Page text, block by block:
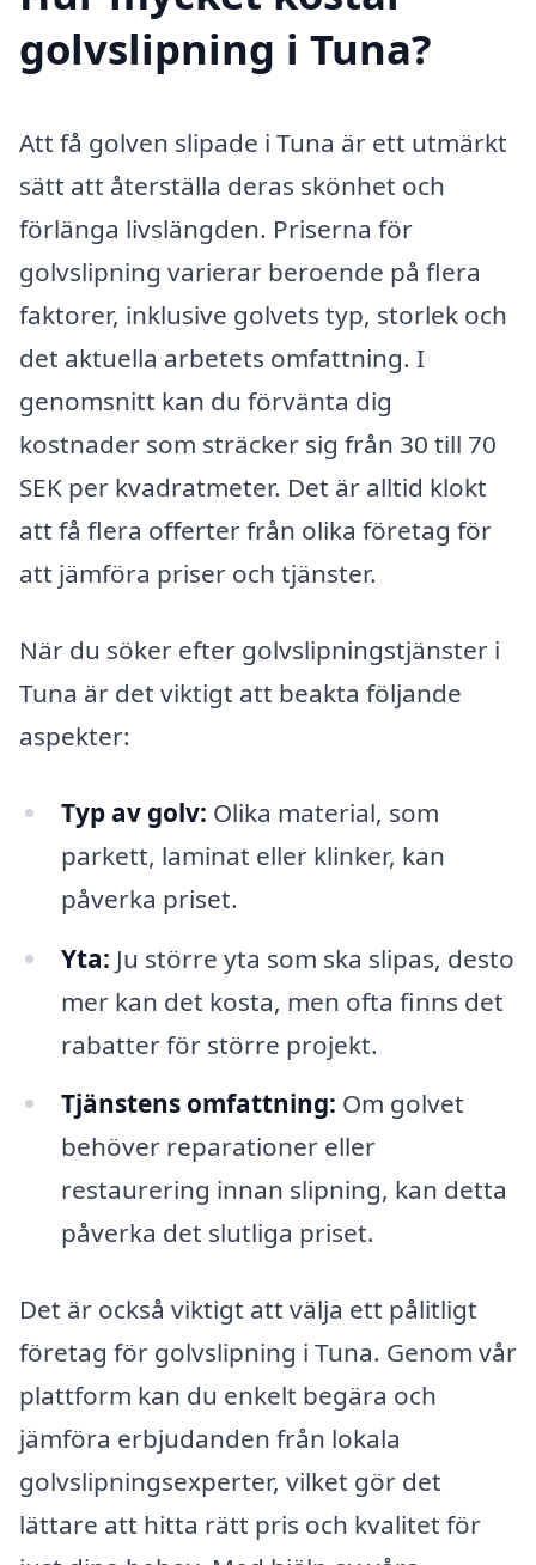
golvslipning i Tuna?
Att få golven slipade i Tuna är ett utmärkt
sätt att återställa deras skönhet och
förlänga livslängden. Priserna för
golvslipning varierar beroende på flera
faktorer, inklusive golvets typ, storlek och
det aktuella arbetets omfattning. I
genomsnitt kan du förvänta dig
kostnader som sträcker sig från 30 till 70
SEK per kvadratmeter. Det är alltid klokt
att få flera offerter från olika företag för
att jämföra priser och tjänster.
När du söker efter golvslipningstjänster i
Tuna är det viktigt att beakta följande
aspekter:
Typ av golv: Olika material, som
parkett, laminat eller klinker, kan
påverka priset.
Yta: Ju större yta som ska slipas, desto
mer kan det kosta, men ofta finns det
rabatter för större projekt.
Tjänstens omfattning: Om golvet
behöver reparationer eller
restaurering innan slipning, kan detta
påverka det slutliga priset.
Det är också viktigt att välja ett pålitligt
företag för golvslipning i Tuna. Genom vår
plattform kan du enkelt begära och
jämföra erbjudanden från lokala
golvslipningsexperter, vilket gör det
lättare att hitta rätt pris och kvalitet för